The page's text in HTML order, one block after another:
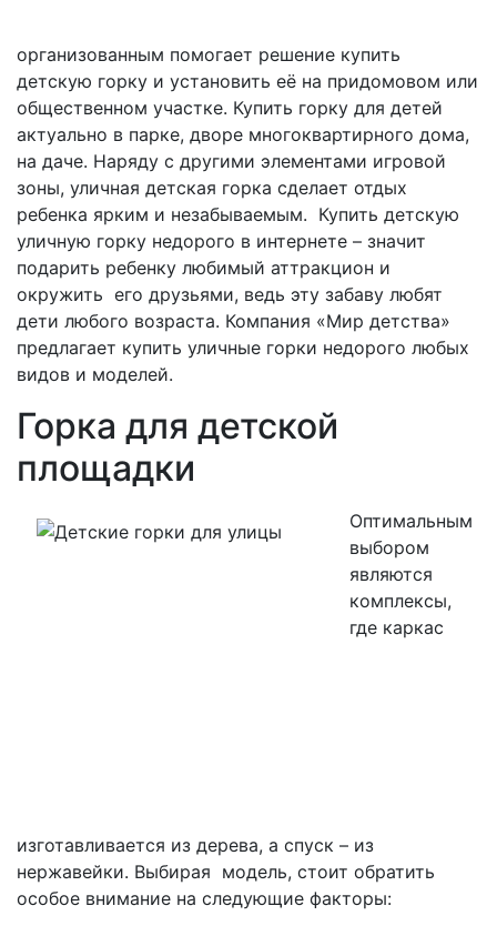
организованным помогает решение купить
детскую горку и установить её на придомовом или
общественном участке. Купить горку для детей
актуально в парке, дворе многоквартирного дома,
на даче. Наряду с другими элементами игровой
зоны, уличная детская горка сделает отдых
ребенка ярким и незабываемым. Купить детскую
уличную горку недорого в интернете – значит
подарить ребенку любимый аттракцион и
окружить его друзьями, ведь эту забаву любят
дети любого возраста. Компания «Мир детства»
предлагает купить уличные горки недорого любых
видов и моделей.
Горка для детской
площадки
Оптимальным
выбором
являются
комплексы,
где каркас
изготавливается из дерева, а спуск – из
нержавейки. Выбирая модель, стоит обратить
особое внимание на следующие факторы: